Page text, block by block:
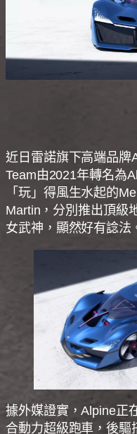
近日雷諾旗下高端品牌
Team由2021年轉名為
「玩」得風生水起的
Martin，分別推出頂級
女武神，顯然好有諗法
據外媒證實，Alpine正
合動力超級跑車，後驅